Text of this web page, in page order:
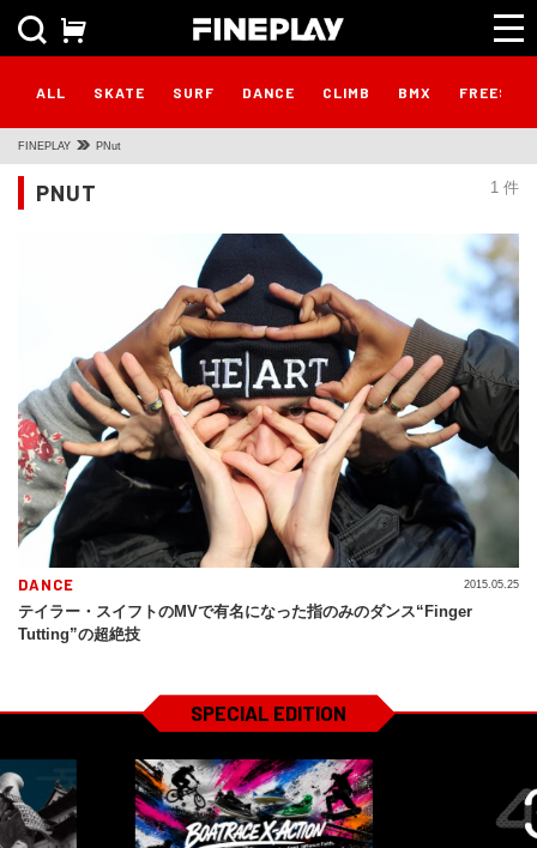
ALL SKATE SURF DANCE CLIMB BMX
FINEPLAY PNut
1 件
PNUT
DANCE
テイラー・スイフトのMVで有名になった指のみのダンス“Finger
Tutting”の超絶技
2015.05.25
SPECIAL EDITION